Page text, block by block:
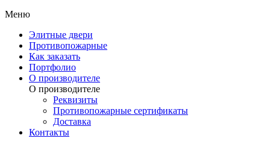
Меню
Элитные двери
Противопожарные
Как заказать
Портфолио
О производителе
О производителе
Реквизиты
Противопожарные сертификаты
Доставка
Контакты